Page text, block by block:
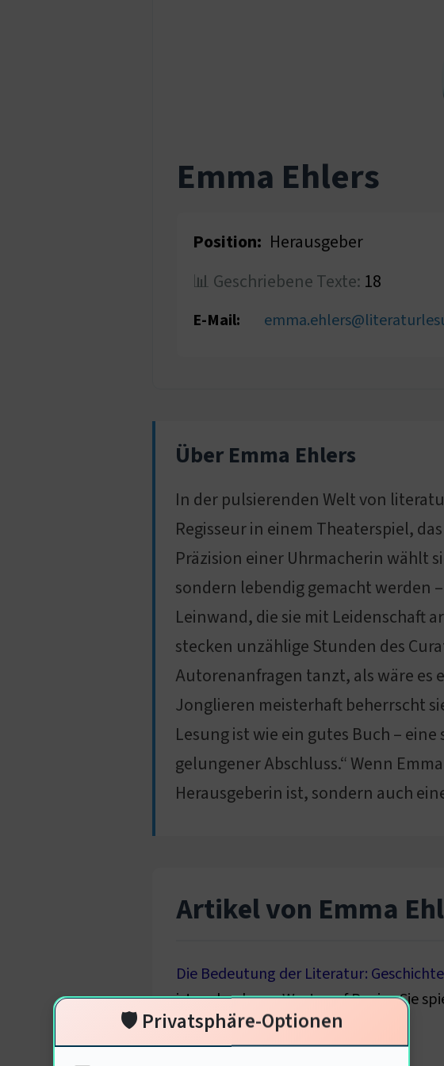
Emma Ehlers
Position: Herausgeber
📊 Geschriebene Texte: 18
E-Mail:
Über Emma Ehlers
In der pulsierenden Welt von
Regisseur in einem Theaterspiel,
Präzision einer Uhrmacherin wählt
sondern lebendig gemacht werden
Leinwand, die sie mit Leidenschaft
stecken unzählige Stunden des
Autorenanfragen tanzt, als wäre es
Jonglieren meisterhaft beherrscht
Lesung ist wie ein gutes Buch –
gelungener Abschluss.“ Wenn
Herausgeberin ist, sondern auch
Artikel von Emma
Die Bedeutung der Literatur:
ist mehr als nur Worte auf Papier. Sie
ist sie so wichtig für...
🛡️ Privatsphäre-Optionen